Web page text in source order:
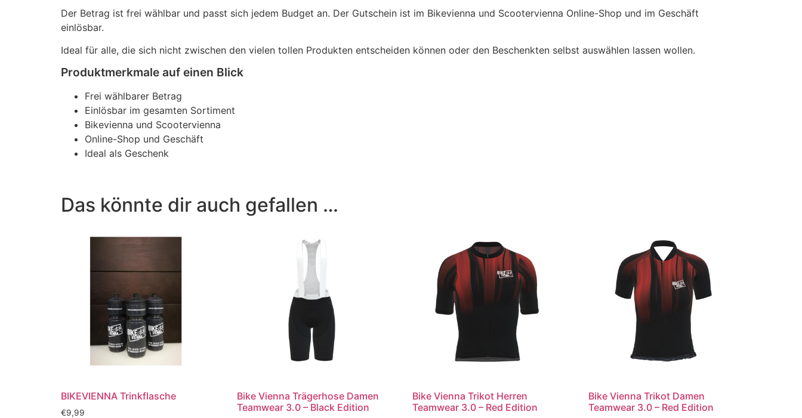
Der Betrag ist frei wählbar und passt sich jedem Budget an. Der Gutschein ist im Bikevienna und Scootervienna Online-Shop und im Geschäft
einlösbar.
Ideal für alle, die sich nicht zwischen den vielen tollen Produkten entscheiden können oder den Beschenkten selbst auswählen lassen wollen.
Produktmerkmale auf einen Blick
Frei wählbarer Betrag
Einlösbar im gesamten Sortiment
Bikevienna und Scootervienna
Online-Shop und Geschäft
Ideal als Geschenk
Das könnte dir auch gefallen …
BIKEVIENNA Trinkflasche
€9,99
Bike Vienna Trägerhose Damen
Teamwear 3.0 – Black Edition
Bike Vienna Trikot Herren
Teamwear 3.0 – Red Edition
Bike Vienna Trikot Damen
Teamwear 3.0 – Red Edition